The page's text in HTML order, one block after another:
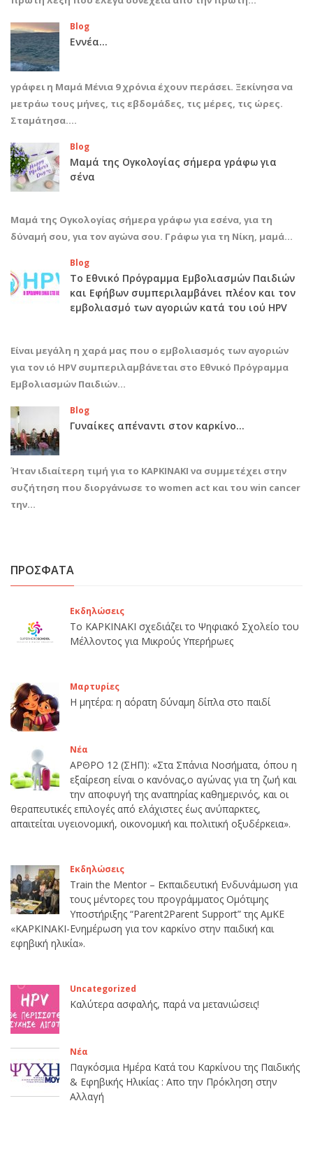
Blog
Εννέα…
γράφει η Μαμά Μένια 9 χρόνια έχουν περάσει. Ξεκίνησα να
μετράω τους μήνες, τις εβδομάδες, τις μέρες, τις ώρες.
Σταμάτησα.…
Blog
Μαμά της Ογκολογίας σήμερα γράφω για
σένα
Μαμά της Ογκολογίας σήμερα γράφω για εσένα, για τη
δύναμή σου, για τον αγώνα σου. Γράφω για τη Νίκη, μαμά…
Blog
Το Εθνικό Πρόγραμμα Εμβολιασμών Παιδιών
και Εφήβων συμπεριλαμβάνει πλέον και τον
εμβολιασμό των αγοριών κατά του ιού HPV
Είναι μεγάλη η χαρά μας που ο εμβολιασμός των αγοριών
για τον ιό HPV συμπεριλαμβάνεται στο Εθνικό Πρόγραμμα
Εμβολιασμών Παιδιών…
Blog
Γυναίκες απέναντι στον καρκίνο…
Ήταν ιδιαίτερη τιμή για το ΚΑΡΚΙΝΑΚΙ να συμμετέχει στην
συζήτηση που διοργάνωσε το women act και του win cancer
την…
ΠΡΟΣΦΑΤΑ
Εκδηλώσεις
Το ΚΑΡΚΙΝΑΚΙ σχεδιάζει το Ψηφιακό Σχολείο του
Μέλλοντος για Μικρούς Υπερήρωες
Μαρτυρίες
Η μητέρα: η αόρατη δύναμη δίπλα στο παιδί
Νέα
ΑΡΘΡΟ 12 (ΣΗΠ): «Στα Σπάνια Νοσήματα, όπου η
εξαίρεση είναι ο κανόνας,ο αγώνας για τη ζωή και
την αποφυγή της αναπηρίας καθημερινός, και οι
θεραπευτικές επιλογές από ελάχιστες έως ανύπαρκτες,
απαιτείται υγειονομική, οικονομική και πολιτική οξυδέρκεια».
Εκδηλώσεις
Train the Mentor – Εκπαιδευτική Ενδυνάμωση για
τους μέντορες του προγράμματος Ομότιμης
Υποστήριξης “Parent2Parent Support” της ΑμΚΕ
«ΚΑΡΚΙΝΑΚΙ-Ενημέρωση για τον καρκίνο στην παιδική και
εφηβική ηλικία».
Uncategorized
Καλύτερα ασφαλής, παρά να μετανιώσεις!
Νέα
Παγκόσμια Ημέρα Κατά του Καρκίνου της Παιδικής
& Εφηβικής Ηλικίας : Απο την Πρόκληση στην
Αλλαγή